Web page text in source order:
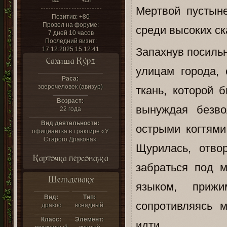
Позитив: +80
Провел на форуме:
7 дней 10 часов
Последний визит:
17.12.2025 15:12:41
Сахиша Курд
Раса:
зверочеловек (авизур)
Возраст:
22 года
Вид деятельности:
официантка в трактире «У
Старого Дракона»
Карточка персонажа
Шельдевакх
Вид:
дракос
Тип:
всеядный
Класс:
Элемент:
Мертвой
среди высоких
Запахнув
улицам города,
ткань, которой
вынуждая
острыми
Щурилась,
забраться под
языком,